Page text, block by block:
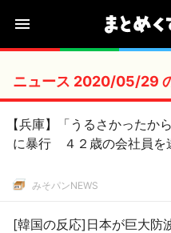
ニュース 2020/05/29
【兵庫】「うるさかった
みそパンNEWS
[韓国の反応]日本が巨大防